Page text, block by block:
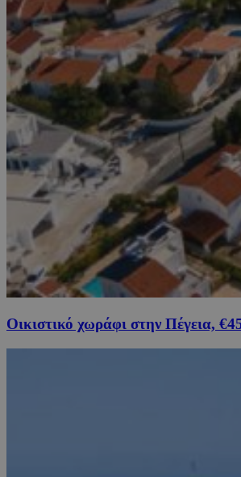
Οικιστικό χωράφι στην Πέγεια,